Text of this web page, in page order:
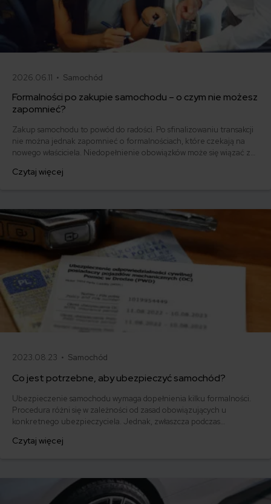
2026.06.11 • Samochód
Formalności po zakupie samochodu – o czym nie możesz
zapomnieć?
Zakup samochodu to powód do radości. Po sfinalizowaniu transakcji
nie można jednak zapomnieć o formalnościach, które czekają na
nowego właściciela. Niedopełnienie obowiązków może się wiązać z
samochodu są niezbędne.
Czytaj więcej
2023.08.23 • Samochód
Co jest potrzebne, aby ubezpieczyć samochód?
Ubezpieczenie samochodu wymaga dopełnienia kilku formalności.
Procedura różni się w zależności od zasad obowiązujących u
konkretnego ubezpieczyciela. Jednak, zwłaszcza podczas
dokumenty. Sprawdź, co jest potrzebne do ubezpieczenia
Czytaj więcej